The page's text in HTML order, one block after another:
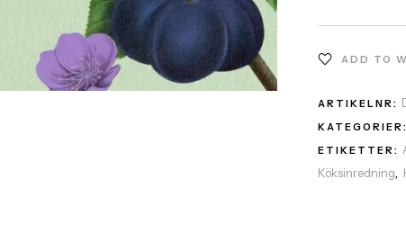
ADD TO
ARTIKELNR:
ETIKETTER:
Köksinredning,